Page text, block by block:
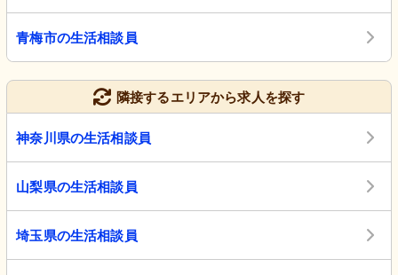
青梅市の生活相談員
隣接するエリアから求人を探す
神奈川県の生活相談員
山梨県の生活相談員
埼玉県の生活相談員